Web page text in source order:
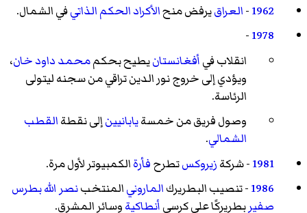
1962
-العراقيرفض منحالأكرادالحكم الذاتيفي الشمال.
1978
-
انقلاب فيأفغانستانيطيح بحكممحمد داود خان،
ويؤدي إلى خروج نور الدين تراقي من سجنه ليتولى
الرئاسة.
وصول فريق من خمسةيابانيينإلى نقطةالقطب
الشمالي.
1981- شركةزيروكستطرحفأرةالكمبيوتر لأول مرة.
1986- تنصيب البطريركالمارونيالمنتخبنصر الله بطرس
صفيربطريركًا على كرسيأنطاكيةوسائر المشرق.